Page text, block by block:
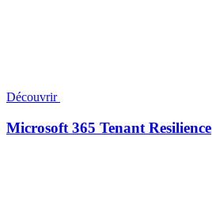
Découvrir
Microsoft 365 Tenant Resilience